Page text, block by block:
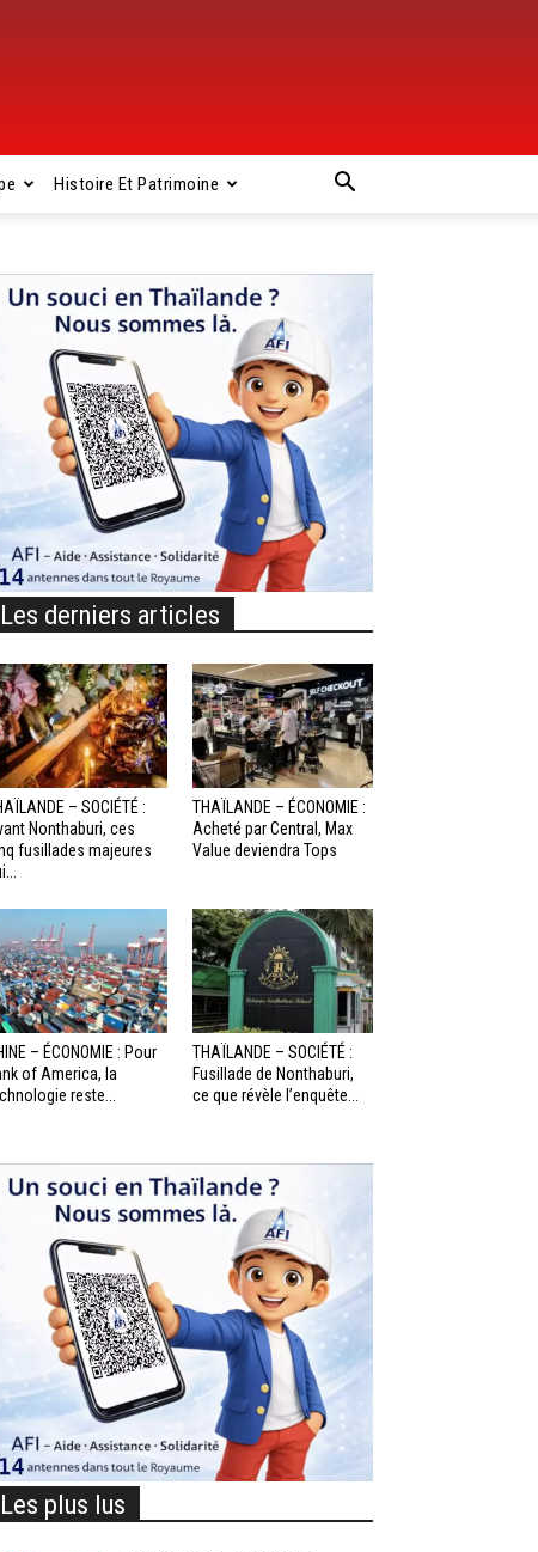
Histoire Et Patrimoine
Les derniers articles
– SOCIÉTÉ :
Nonthaburi, ces
fusillades majeures
THAÏLANDE – ÉCONOMIE :
Acheté par Central, Max
Value deviendra Tops
– ÉCONOMIE : Pour
of America, la
reste...
THAÏLANDE – SOCIÉTÉ :
Fusillade de Nonthaburi,
ce que révèle l’enquête...
Les plus lus